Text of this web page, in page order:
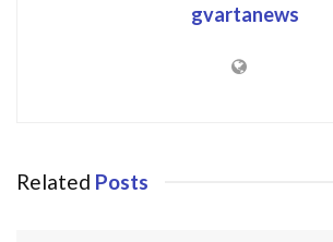
gvartanews
Related Posts